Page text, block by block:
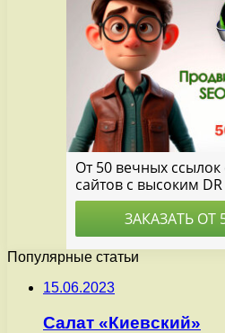
Популярные статьи
15.06.2023
Салат «Киевский»